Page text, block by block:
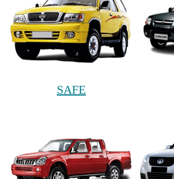
SAFE